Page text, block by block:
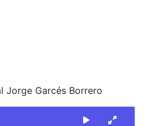
Jorge Garcés Borrero